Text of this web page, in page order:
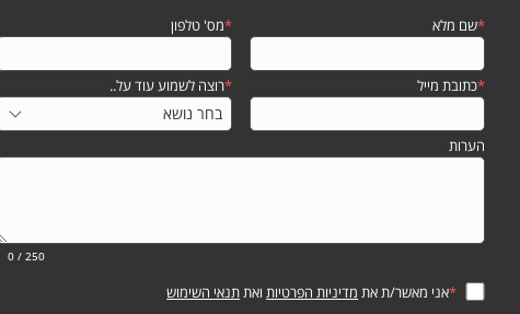
*שם מלא *מס' טלפון
*כתובת מייל *רוצה לשמוע עוד על..
הערות
0 / 250
*אני מאשר/ת את מדיניות הפרטיות ואת תנאי השימוש